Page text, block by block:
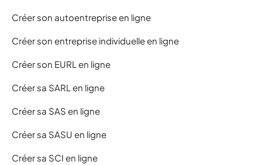
Créer son autoentreprise en ligne
Créer son entreprise individuelle en ligne
Créer son EURL en ligne
Créer sa SARL en ligne
Créer sa SAS en ligne
Créer sa SASU en ligne
Créer sa SCI en ligne